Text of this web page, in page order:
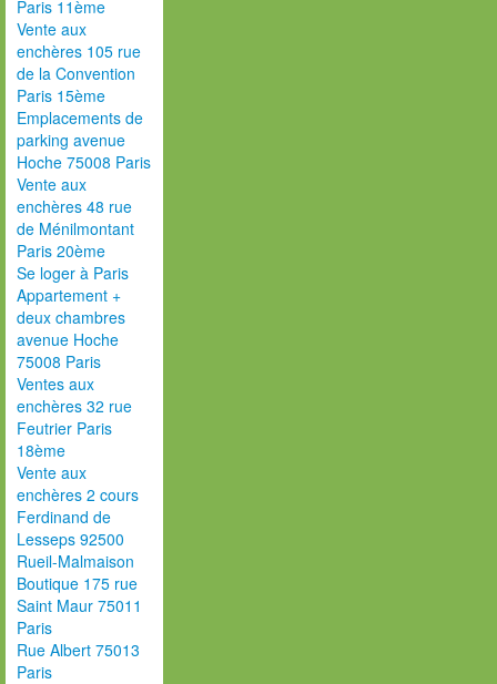
Paris 11ème
Vente aux
enchères 105 rue
de la Convention
Paris 15ème
Emplacements de
parking avenue
Hoche 75008 Paris
Vente aux
enchères 48 rue
de Ménilmontant
Paris 20ème
Se loger à Paris
Appartement +
deux chambres
avenue Hoche
75008 Paris
Ventes aux
enchères 32 rue
Feutrier Paris
18ème
Vente aux
enchères 2 cours
Ferdinand de
Lesseps 92500
Rueil-Malmaison
Boutique 175 rue
Saint Maur 75011
Paris
Rue Albert 75013
Paris